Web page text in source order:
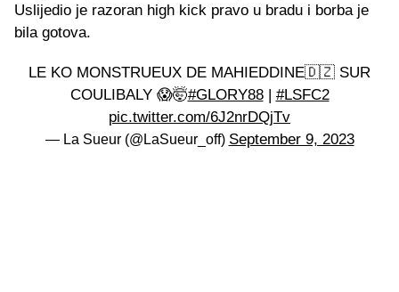
Uslijedio je razoran high kick pravo u bradu i borba je
bila gotova.
LE KO MONSTRUEUX DE MAHIEDDINE🇩🇿 SUR
COULIBALY 😱🤯#GLORY88| #LSFC2
pic.twitter.com/6J2nrDQjTv
— La Sueur (@LaSueur_off) September 9, 2023